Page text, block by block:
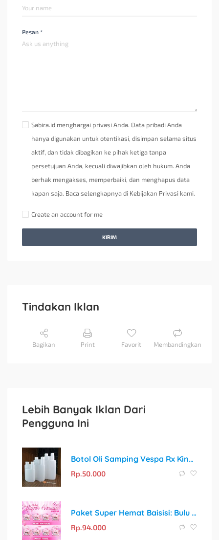
Pesan *
Sabira.id menghargai privasi Anda. Data pribadi Anda
hanya digunakan untuk otentikasi, disimpan selama situs
aktif, dan tidak dibagikan ke pihak ketiga tanpa
persetujuan Anda, kecuali diwajibkan oleh hukum. Anda
berhak mengakses, memperbaiki, dan menghapus data
kapan saja. Baca selengkapnya di Kebijakan Privasi kami.
Create an account for me
KIRIM
Tindakan Iklan
Bagikan Print Favorit Membandingkan
Lebih Banyak Iklan Dari
Pengguna Ini
Botol Oli Samping Vespa Rx King: Takaran Oli yang Akurat untuk Setiap Perjalanan
Rp.50.000
Paket Super Hemat Baisisi: Bulu Mata Palsu + Tweezer + Lash Glue + Penjepit Sunflower
Rp.94.000